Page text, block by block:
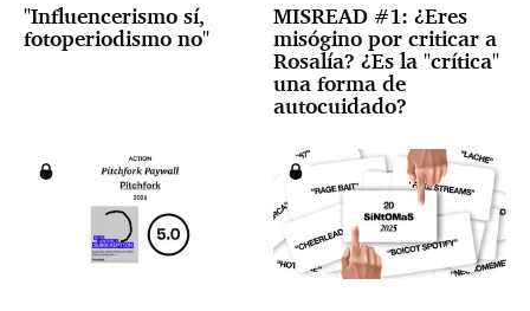
"Influencerismo sí,
fotoperiodismo no"
MISREAD #1: ¿Eres
misógino por criticar a
Rosalía? ¿Es la "crítica"
una forma de
autocuidado?